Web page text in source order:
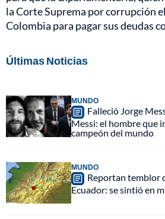
la Corte Suprema por corrupción
Colombia para pagar sus deudas
Últimas Noticias
MUNDO
Falleció Jorge
Messi: el hombre que
campeón del mundo
MUNDO
Reportan temblor
Ecuador: se sintió en